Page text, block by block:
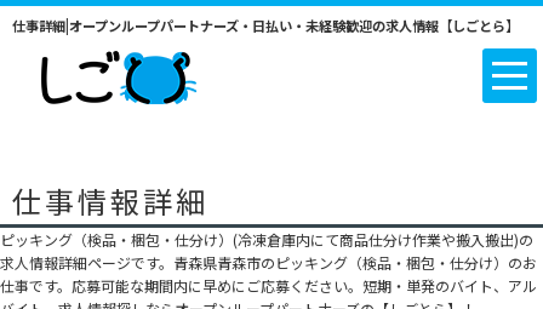
仕事詳細|オープンループパートナーズ・日払い・未経験歓迎の求人情報【しごとら】
仕事情報詳細
ピッキング（検品・梱包・仕分け）(冷凍倉庫内にて商品仕分け作業や搬入搬出)の
求人情報詳細ページです。青森県青森市のピッキング（検品・梱包・仕分け）のお
仕事です。応募可能な期間内に早めにご応募ください。短期・単発のバイト、アル